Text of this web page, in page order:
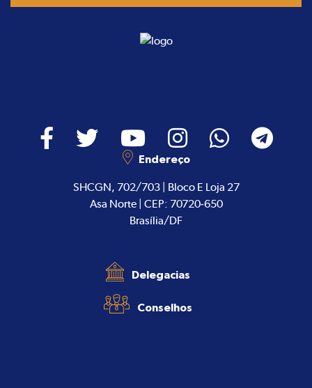
Endereço
SHCGN, 702/703 | Bloco E Loja 27
Asa Norte | CEP: 70720-650
Brasília/DF
Delegacias
Conselhos